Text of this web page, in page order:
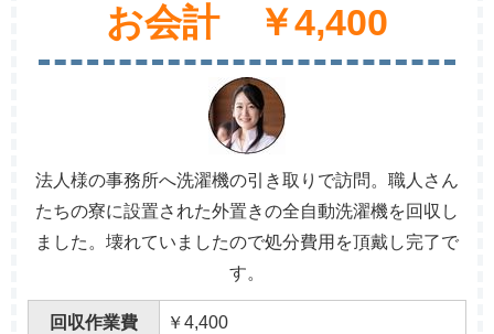
お会計 ￥4,400
法人様の事務所へ洗濯機の引き取りで訪問。職人さん
たちの寮に設置された外置きの全自動洗濯機を回収し
ました。壊れていましたので処分費用を頂戴し完了で
す。
回収作業費 ￥4,400